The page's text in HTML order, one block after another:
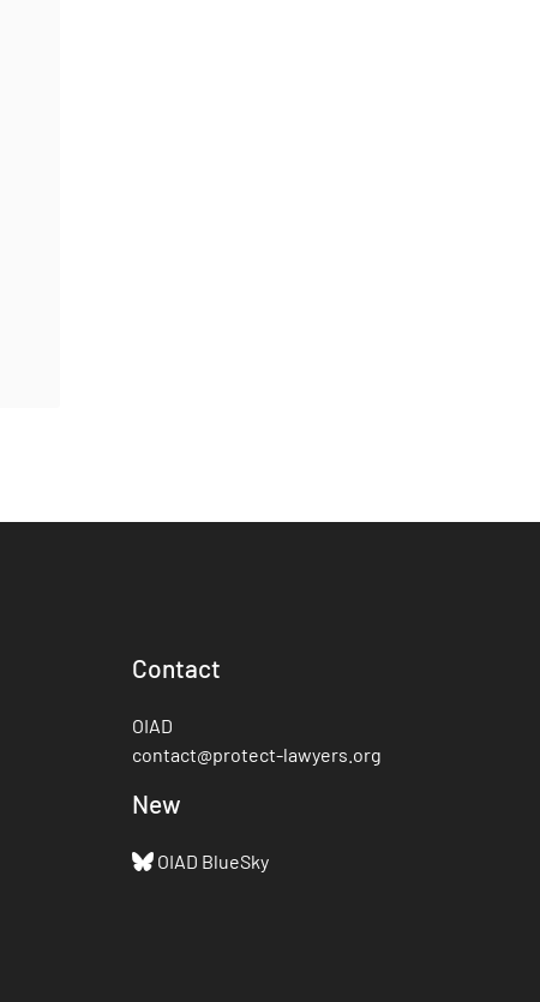
Contact
OIAD
contact@protect-lawyers.org
New
OIAD BlueSky